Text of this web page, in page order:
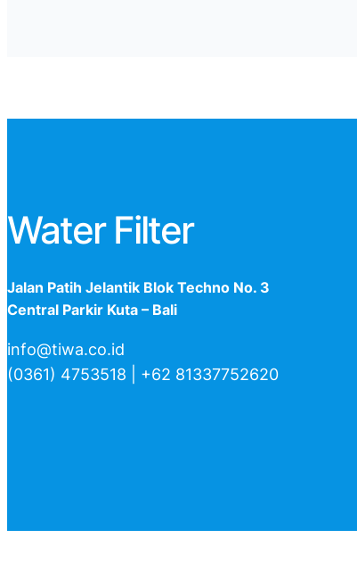
Water Filter
Jalan Patih Jelantik Blok Techno No. 3
Central Parkir Kuta – Bali
info@tiwa.co.id
(0361) 4753518 | +62 81337752620